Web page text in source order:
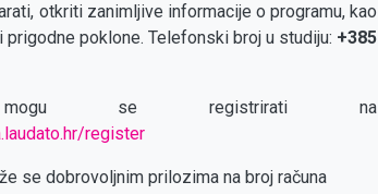
otkriti zanimljive informacije o programu, kao
poklone. Telefonski broj u studiju: +385
se registrirati na
register
se dobrovoljnim prilozima na broj računa